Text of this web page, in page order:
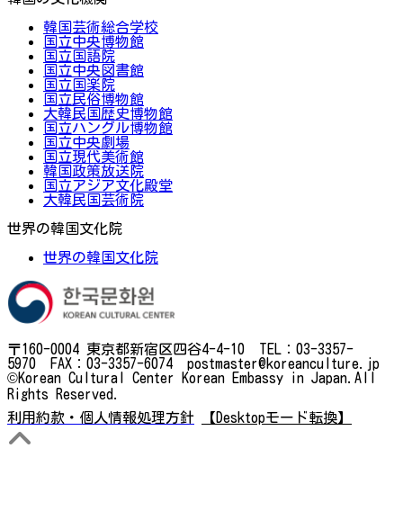
韓国芸術総合学校
国立中央博物館
国立国語院
国立中央図書館
国立国楽院
国立民俗博物館
大韓民国歴史博物館
国立ハングル博物館
国立中央劇場
国立現代美術館
韓国政策放送院
国立アジア文化殿堂
大韓民国芸術院
世界の韓国文化院
世界の韓国文化院
〒160-0004 東京都新宿区四谷4-4-10 TEL：03-3357-
5970 FAX：03-3357-6074 postmaster@koreanculture.jp
©Korean Cultural Center Korean Embassy in Japan.All
Rights Reserved.
利用約款・個人情報処理方針
【Desktopモード転換】